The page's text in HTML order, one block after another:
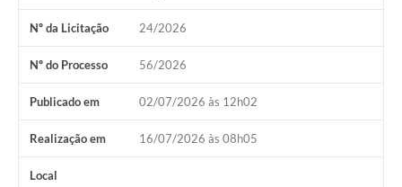
Nº da Licitação 24/2026
Nº do Processo 56/2026
Publicado em 02/07/2026 às 12h02
Realização em 16/07/2026 às 08h05
Local